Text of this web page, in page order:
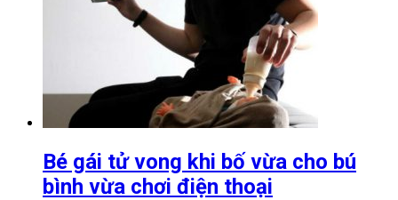
Bé gái tử vong khi bố vừa cho bú
bình vừa chơi điện thoại